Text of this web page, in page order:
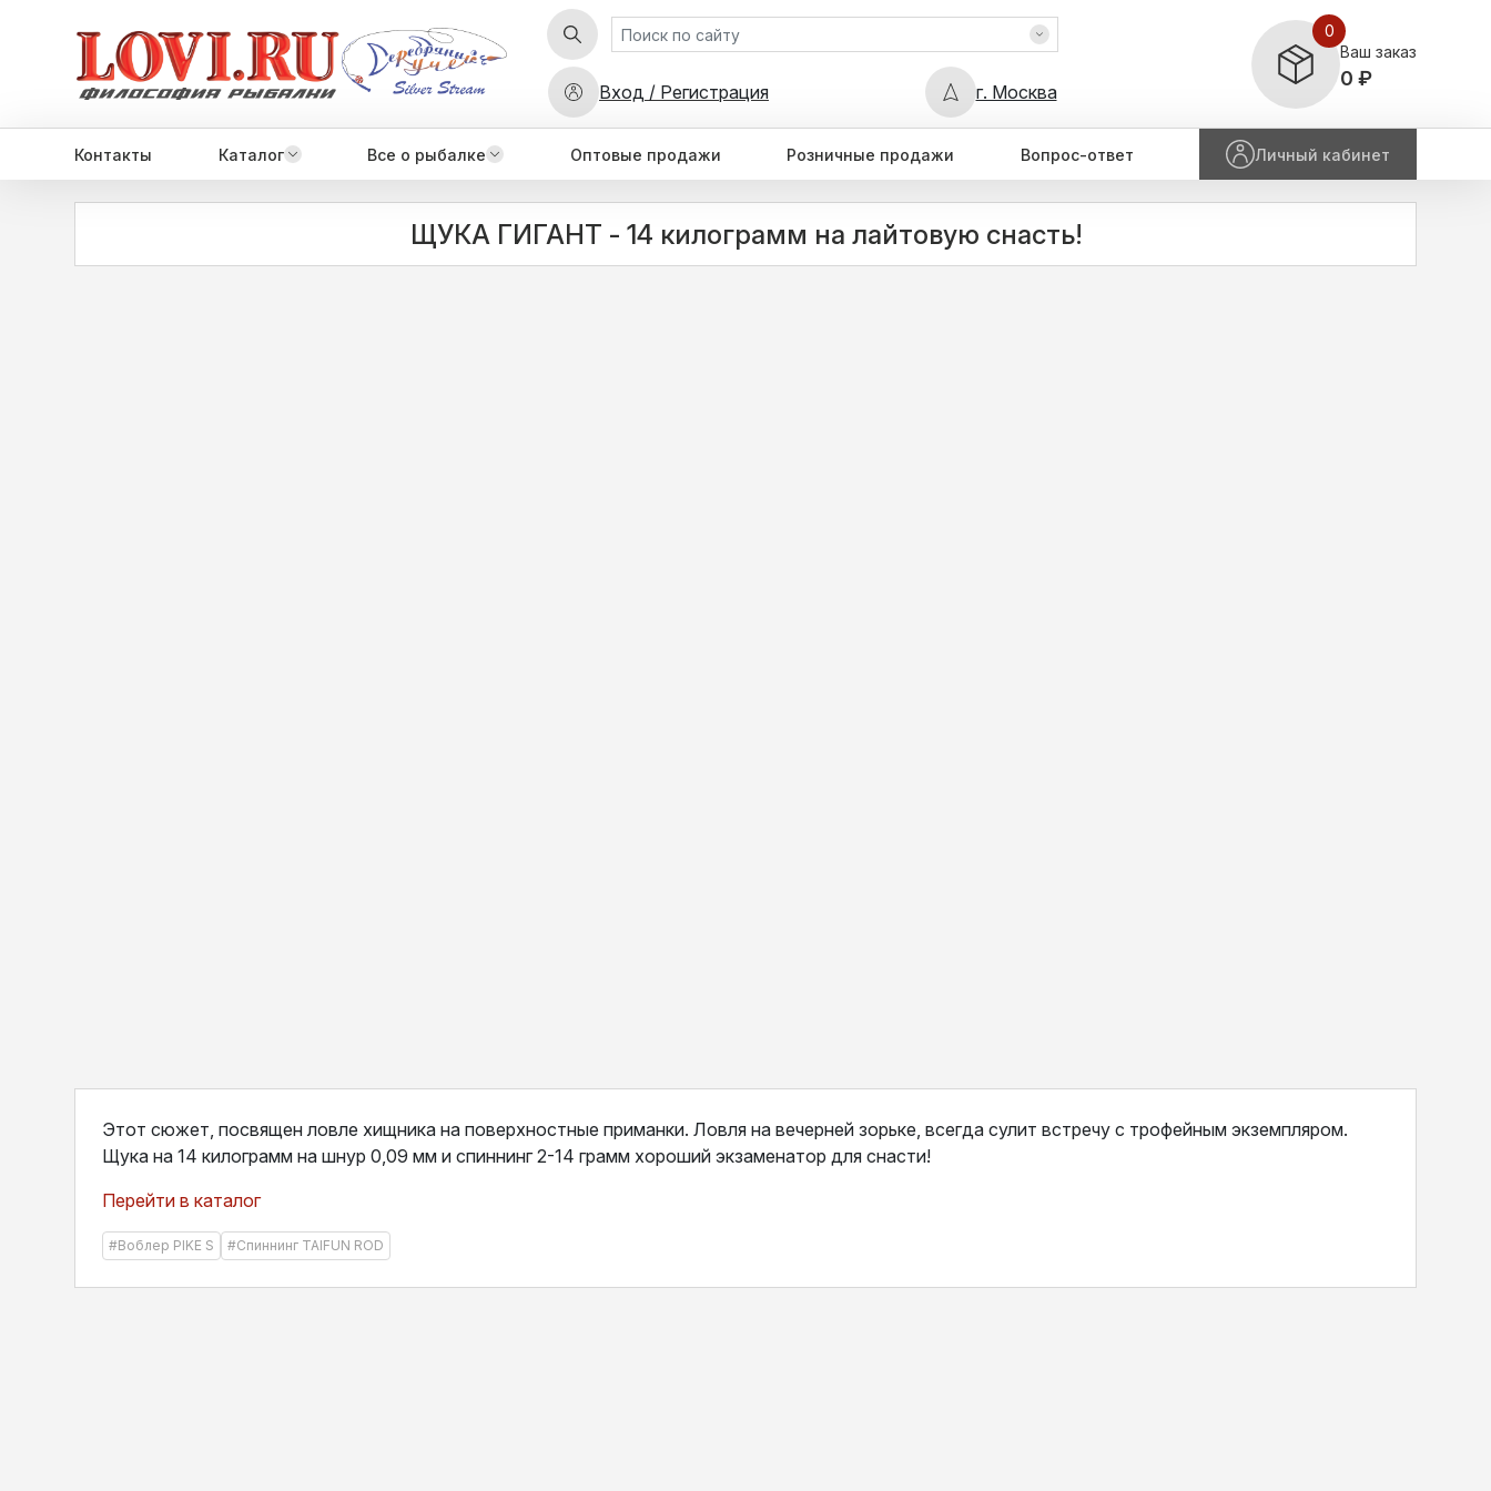
Вход / Регистрация г. Москва
0
Ваш заказ
0 ₽
Контакты Каталог Все о рыбалке Оптовые продажи Розничные продажи Вопрос-ответ Личный кабинет
ЩУКА ГИГАНТ - 14 килограмм на лайтовую снасть!
Этот сюжет, посвящен ловле хищника на поверхностные приманки. Ловля на вечерней зорьке, всегда сулит встречу с трофейным экземпляром.
Щука на 14 килограмм на шнур 0,09 мм и спиннинг 2-14 грамм хороший экзаменатор для снасти!
Перейти в каталог
#Воблер PIKE S #Спиннинг TAIFUN ROD